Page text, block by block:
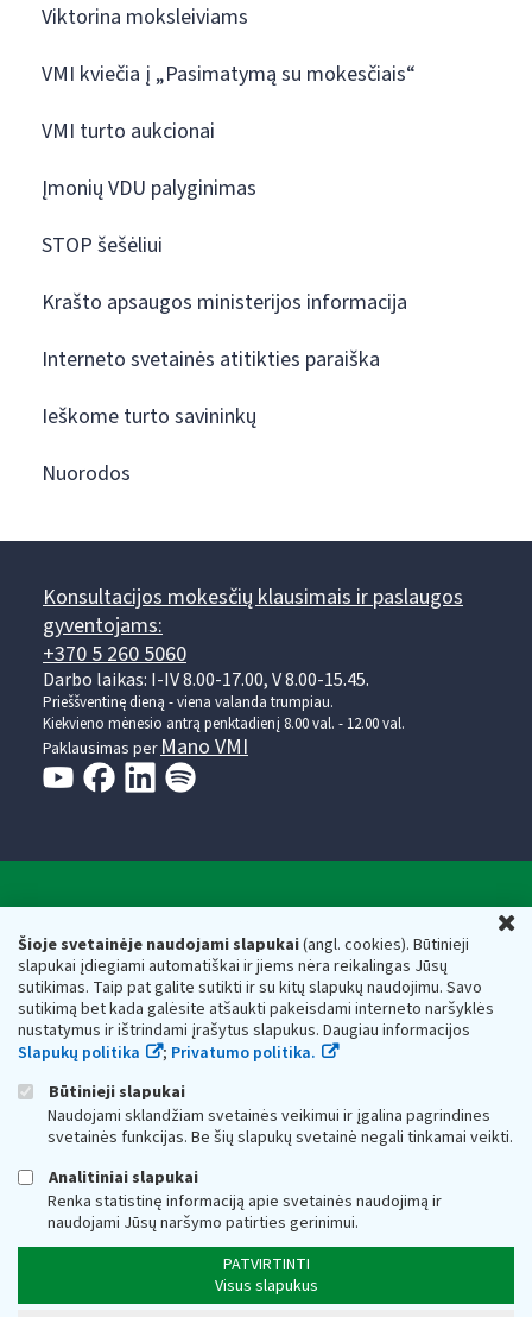
Šioje svetainėje naudojami slapukai(angl. cookies). Būtinieji
slapukai įdiegiami automatiškai ir jiems nėra reikalingas Jūsų
sutikimas. Taip pat galite sutikti ir su kitų slapukų naudojimu. Savo
sutikimą bet kada galėsite atšaukti pakeisdami interneto naršyklės
nustatymus ir ištrindami įrašytus slapukus. Daugiau informacijos
Slapukų politika
; Privatumo politika.
Būtinieji slapukai
Naudojami sklandžiam svetainės veikimui ir įgalina pagrindines
svetainės funkcijas. Be šių slapukų svetainė negali tinkamai veikti.
Analitiniai slapukai
Renka statistinę informaciją apie svetainės naudojimą ir
naudojami Jūsų naršymo patirties gerinimui.
PATVIRTINTI
Visus slapukus
Viktorina moksleiviams
VMI kviečia į „Pasimatymą su mokesčiais“
VMI turto aukcionai
Įmonių VDU palyginimas
STOP šešėliui
Krašto apsaugos ministerijos informacija
Interneto svetainės atitikties paraiška
Ieškome turto savininkų
Nuorodos
Konsultacijos mokesčių klausimais ir paslaugos
gyventojams:
+370 5 260 5060
Darbo laikas: I-IV 8.00-17.00, V 8.00-15.45.
Prieššventinę dieną - viena valanda trumpiau.
Kiekvieno mėnesio antrą penktadienį 8.00 val. - 12.00 val.
Paklausimas per Mano VMI
Respublikos finansų ministerijos
Biudžetinė įstaiga. Juridinio asmens kodas — 188659752,
adresas: Vasario 16-osios g. 14, 01107 Vilnius, Lietuva, el.paštas:
vmi@vmi.lt, E. pristatymo dėžutės adresas 188659752
Duomenys apie Valstybinę mokesčių inspekciją prie Lietuvos
Respublikos finansų ministerijos kaupiami ir saugomi Juridinių